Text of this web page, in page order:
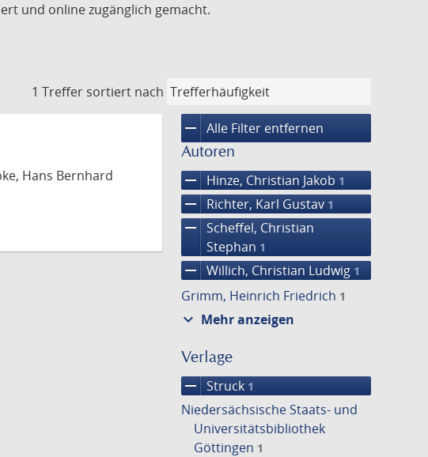
und online zugänglich gemacht.
1 Treffer sortiert nach
remove Alle Filter entfernen
Autoren
remove Hinze, Christian Jakob 1
remove Richter, Karl Gustav 1
remove
Scheffel, Christian
Stephan 1
remove Willich, Christian Ludwig 1
Grimm, Heinrich Friedrich 1
expand_more Mehr anzeigen
Verlage
remove Struck 1
Niedersächsische Staats- und
Universitätsbibliothek
Göttingen 1
Hans Bernhard